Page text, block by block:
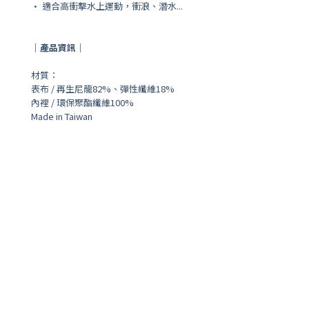
• 適合高衝擊水上運動，衝浪、潛水...
｜產品資訊｜
材質：
表布 / 再生尼龍82%、彈性纖維18%
內裡 / 環保聚酯纖維100%
Made in Taiwan